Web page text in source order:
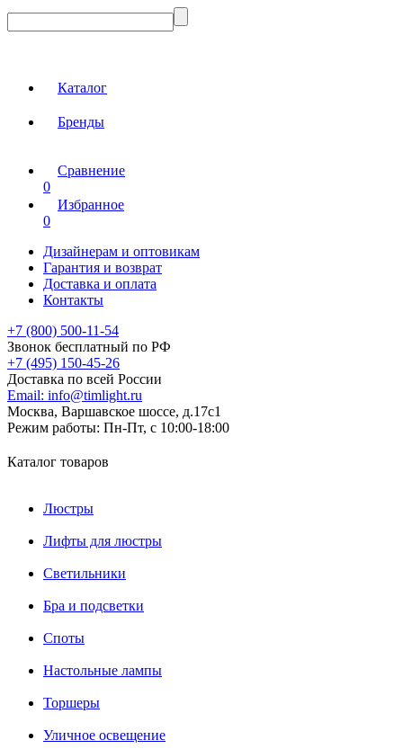
Каталог
Бренды
Сравнение
0
Избранное
0
Дизайнерам и оптовикам
Гарантия и возврат
Доставка и оплата
Контакты
+7 (800) 500-11-54
Звонок бесплатный по РФ
+7 (495) 150-45-26
Доставка по всей России
Email: info@timlight.ru
Москва, Варшавское шоссе, д.17c1
Режим работы: Пн-Пт, с 10:00-18:00
Каталог товаров
Люстры
Лифты для люстры
Светильники
Бра и подсветки
Споты
Настольные лампы
Торшеры
Уличное освещение